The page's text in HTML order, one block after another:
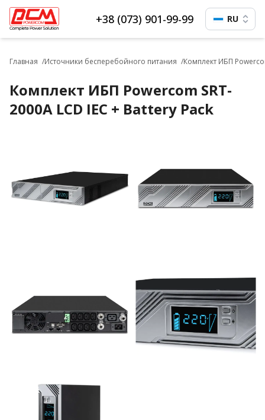
+38 (073) 901-99-99 RU
Главная Источники бесперебойного питания Комплект ИБП
Комплект ИБП Powercom SRT-
2000A LCD IEC + Battery Pack